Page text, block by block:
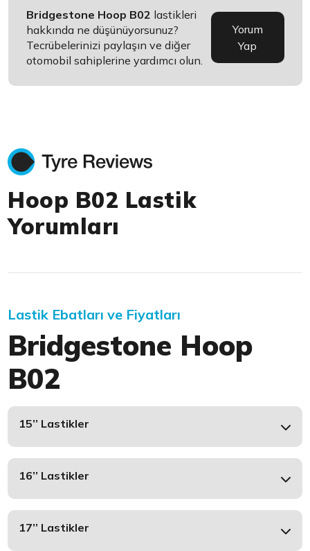
Bridgestone Hoop B02 lastikleri
hakkında ne düşünüyorsunuz?
Tecrübelerinizi paylaşın ve diğer
otomobil sahiplerine yardımcı olun.
Yorum
Yap
Hoop B02 Lastik
Yorumları
Lastik Ebatları ve Fiyatları
Bridgestone Hoop
B02
15’’ Lastikler
16’’ Lastikler
17’’ Lastikler